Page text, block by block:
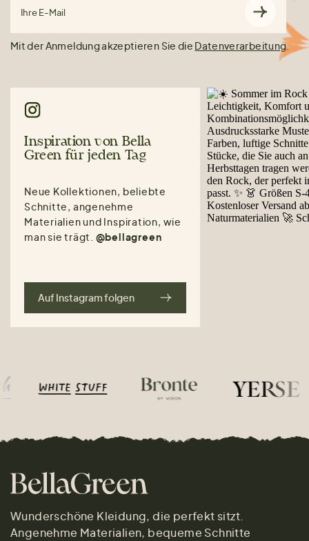
Ihre E-Mail
Mit der Anmeldung akzeptieren Sie die Datenverarbeitung.
Inspiration von Bella
Green für jeden Tag
Neue Kollektionen, beliebte
Schnitte, angenehme
Materialien und Inspiration, wie
man sie trägt. @bellagreen
Auf Instagram folgen
Wunderschöne Kleidung, die perfekt sitzt.
Angenehme Materialien, bequeme Schnitte